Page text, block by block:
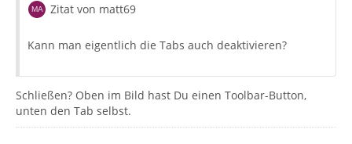
Zitat von matt69
Kann man eigentlich die Tabs auch deaktivieren?
Schließen? Oben im Bild hast Du einen Toolbar-Button,
unten den Tab selbst.